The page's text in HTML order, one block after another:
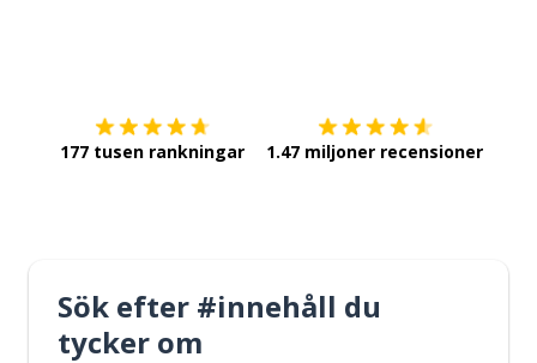
177 tusen rankningar 1.47 miljoner recensioner
Sök efter #innehåll du
tycker om